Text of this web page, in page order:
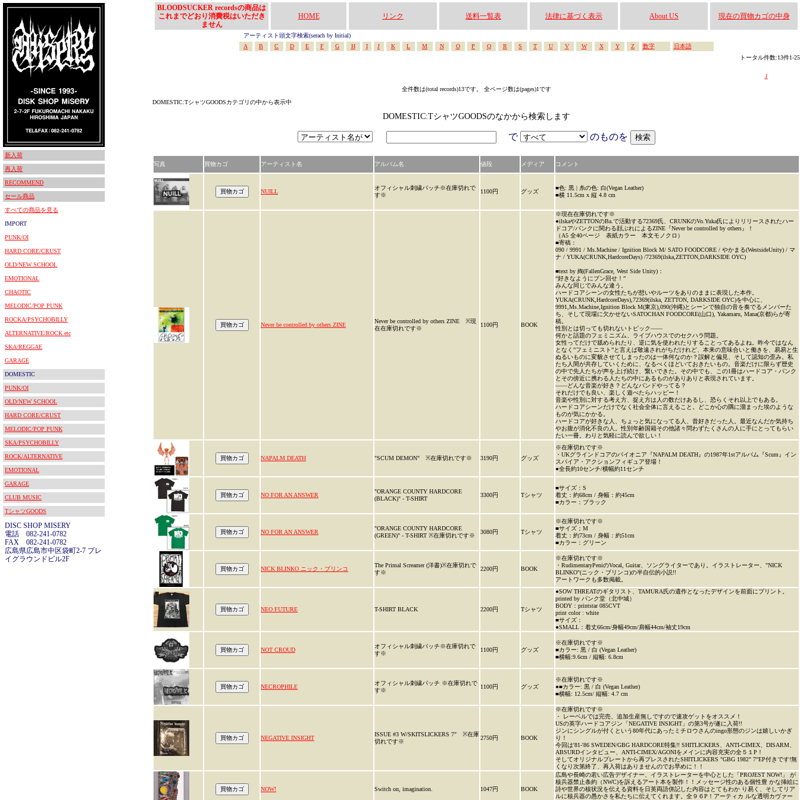
新入荷
再入荷
RECOMMEND
セール商品
すべての商品を見る
IMPORT
PUNK/OI
HARD CORE/CRUST
OLD/NEW SCHOOL
EMOTIONAL
CHAOTIC
MELODIC/POP PUNK
ROCKA/PSYCHOBILLY
ALTERNATIVE/ROCK etc
SKA/REGGAE
GARAGE
DOMESTIC
PUNK/OI
OLD/NEW SCHOOL
HARD CORE/CRUST
MELODIC/POP PUNK
SKA/PSYCHOBILLY
ROCK/ALTERNATIVE
EMOTIONAL
GARAGE
CLUB MUSIC
TシャツGOODS
DISC SHOP MISERY
電話 082-241-0782
FAX 082-241-0782
広島県広島市中区袋町2-7 プレ
イグラウンドビル2F
BLOODSUCKER recordsの商品は
これまでどおり消費税はいただき
ません
HOME リンク 送料一覧表 法律に基づく表示 About US 現在の買物カゴの中身
アーティスト頭文字検索(serach by Initial)
A
B C D E F G H I J K L M N O P Q R S T U V W X Y Z 数字
日本語
トータル件数:13件1-25
1
全件数は(total records)13です。 全ページ数は(pages)1です
DOMESTIC:TシャツGOODSカテゴリの中から表示中
DOMESTIC:TシャツGOODSのなかから検索します
で のものを
写真 買物カゴ アーティスト名 アルバム名 値段 メディア コメント
NUILL
オフィシャル刺繍パッチ※在庫切れで
す※
1100円 グッズ
■色: 黒 | 糸の色: 白(Vegan Leather)
■横 11.5cm x 縦 4.8 cm
Never be controlled by others ZINE
Never be controlled by others ZINE ※現
在在庫切れです※
1100円 BOOK
※現在在庫切れです※
●ilskaやZETTONのBa.で活動する72369氏、CRUNKのVo.Yuka氏によりリリースされたハー
ドコア/パンクに関わる顔ぶれによるZINE『Never be controlled by others』！
（A5 全40ページ 表紙カラー 本文モノクロ）
■寄稿：
090 / 9991 / Ms.Machine / Ignition Block M/ SATO FOODCORE / やかまる(WestsideUnity) / マ
ナ / YUKA(CRUNK,HardcoreDays) /72369(ilska,ZETTON,DARKSIDE OYC)
■text by 綯(FallenGrace, West Side Unity)：
“好きなようにブン回せ！”
みんな同じでみんな違う。
ハードコアシーンの女性たちが想いやルーツをありのままに表現した本作。
YUKA(CRUNK,HardcoreDays),72369(ilska, ZETTON, DARKSIDE OYC)を中心に、
9991,Ms.Machine,Ignition Block M(東京),090(沖縄)とシーンで独自の音を奏でるメンバーた
ち、そして現場に欠かせないSATOCHAN FOODCORE(山口), Yakamaru, Mana(京都)らが寄
稿。
性別とは切っても切れないトピック——
何かと話題のフェミニズム、ライブハウスでのセクハラ問題。
女性ってだけで舐められたり、逆に気を使われたりすることってあるよね。昨今ではなん
となく”フェミニスト”と言えば敬遠されがちだけれど、本来の意味合いと働きを、易易と生
ぬるいものに変貌させてしまったのは一体何なのか？誤解と偏見、そして認知の歪み。私
たち人間が共存していくために、なるべくほどいておきたいもの。音楽だけに限らず歴史
の中で先人たちが声を上げ続け、繋いできた。その中でも、この1冊はハードコア・パンク
とその傍近に携わる人たちの中にあるものがありありと表現されています。
——どんな音楽が好き？どんなバンドやってる？
それだけでも良い、楽しく遊べたらハッピー！
音楽や性別に対する考え方、捉え方は人の数だけあるし、恐らくそれ以上でもある。
ハードコアシーンだけでなく社会全体に言えること。どこか心の隅に溜まった埃のような
ものが気にかかる。
ハードコアが好きな人、ちょっと気になってる人、昔好きだった人。最近なんだか気持ち
やお腹が消化不良の人。性別年齢国籍その他諸々問わずたくさんの人に手にとってもらい
たい一冊。わりと気軽に読んで欲しい！
NAPALM DEATH "SCUM DEMON" ※在庫切れです※ 3190円 グッズ
※在庫切れです※
・UKグラインドコアのパイオニア『NAPALM DEATH』の1987年1stアルバム『Scum』イン
スパイア・アクションフィギュア登場！
●全長約10センチ/横幅約11センチ
NO FOR AN ANSWER
"ORANGE COUNTY HARDCORE
(BLACK)" - T-SHIRT
3300円 Tシャツ
■サイズ：S
着丈：約68cm / 身幅：約45cm
■カラー：ブラック
NO FOR AN ANSWER
"ORANGE COUNTY HARDCORE
(GREEN)" - T-SHIRT ※在庫切れです※
3080円 Tシャツ
※在庫切れです※
■サイズ；M
着丈：約73cm / 身幅：約51cm
■カラー：グリーン
NICK BLINKO ニック・ブリンコ
The Primal Screamer (洋書)※在庫切れで
す※
2200円 BOOK
※在庫切れです※
・RudimentaryPeniのVocal, Guitar、ソングライターであり。イラストレーター、"NICK
BLINKO"(ニック・ブリンコ)の半自伝的小説!!
アートワークも多数掲載。
NEO FUTURE T-SHIRT BLACK 2200円 Tシャツ
●SOW THREATのギタリスト、TAMURA氏の遺作となったデザインを前面にプリント。
printed by パンク堂（北中城）
BODY：printstar 085CVT
print color : white
■サイズ：
●SMALL：着丈66cm/身幅49cm/肩幅44cm/袖丈19cm
NOT CROUD
オフィシャル刺繍パッチ※在庫切れで
す※
1100円 グッズ
※在庫切れです※
■カラー: 黒 / 白 (Vegan Leather)
■横幅:9.6cm / 縦幅: 6.8cm
NECROPHILE
オフィシャル刺繍パッチ ※在庫切れで
す※
1100円 グッズ
※在庫切れです※
●■カラー: 黒 / 白 (Vegan Leather)
■横幅: 12.5cm/ 縦幅: 4.7 cm
NEGATIVE INSIGHT
ISSUE #3 W/SKITSLICKERS 7" ※在庫
切れです※
2750円 BOOK
※在庫切れです※
・ レーベルでは完売、追加生産無しですので速攻ゲットをオススメ！
USの英字ハードコアジン「NEGATIVE INSIGHT」の第3号が遂に入荷!!
ジンにシングルが付くという80年代にあったミチロウさんのingo形態のジンは嬉しいかぎ
り！
今回は'81-'86 SWEDEN/GBG HARDCORE特集!! SHITLICKERS、ANTI-CIMEX、DISARM、
ABSURDインタビュー、ANTI-CIMEX/AGONIをメインに内容充実の全５１P！
そしてオリジナルプレートから再プレスされたSHITLICKERS "GBG 1982" 7"EP付きです!無
くなり次第終了、再入荷はありませんのでお早めに！！
NOW! Switch on, imagination. 1047円 BOOK
広島や長崎の若い広告デザイナー、イラストレーターを中心とした「PROJEST NOW!」 が
核兵器禁止条約（NWC)を訴えるアート本を製作！！メッセージ性のある個性豊 かな挿絵に
詩や世界の核状況を伝える資料を日英両語併記した内容はとてもわか り易く、そしてリア
ルに核兵器の愚かさを私たちに伝えてくれます。全９６P！アーティカ ルな透明カヴァー